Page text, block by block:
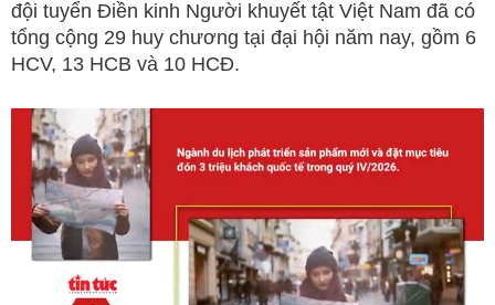
đội tuyển Điền kinh Người khuyết tật Việt Nam đã có
tổng cộng 29 huy chương tại đại hội năm nay, gồm 6
HCV, 13 HCB và 10 HCĐ.